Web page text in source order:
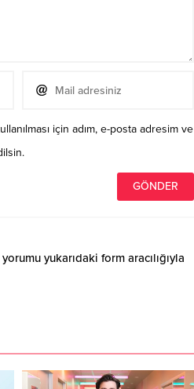
için adım, e-posta adresim ve
yukarıdaki form aracılığıyla